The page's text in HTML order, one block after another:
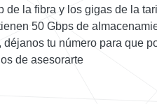
de la fibra y los gigas de la
50 Gbps de
déjanos tu número para que
de asesorarte